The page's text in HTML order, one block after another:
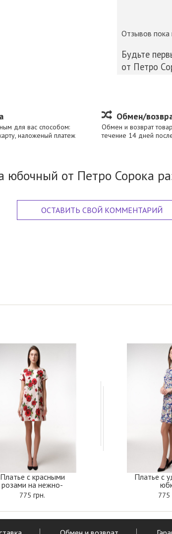
Отзывов пока
Будьте
от Петро
Ваш отзыв*
для вас способом:
наложеный платеж
Обмен/
Обмен и возврат
течение 14 дней
юбочный от Петро Сорока
ОСТАВИТЬ СВОЙ КОММЕНТАРИЙ
Платье с красными
розами на нежно-
персиковом фоне
775грн.
Платье с
775